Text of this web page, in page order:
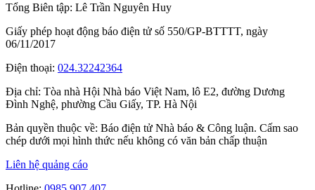
Tổng Biên tập: Lê Trần Nguyên Huy
Giấy phép hoạt động báo điện tử số 550/GP-BTTTT, ngày
06/11/2017
Điện thoại: 024.32242364
Địa chỉ: Tòa nhà Hội Nhà báo Việt Nam, lô E2, đường Dương
Đình Nghệ, phường Cầu Giấy, TP. Hà Nội
Bản quyền thuộc về: Báo điện tử Nhà báo & Công luận. Cấm sao
chép dưới mọi hình thức nếu không có văn bản chấp thuận
Liên hệ quảng cáo